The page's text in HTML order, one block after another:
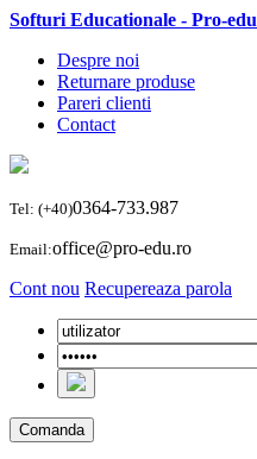
Softuri Educationale - Pro-edu
Despre noi
Returnare produse
Pareri clienti
Contact
Tel: (+40)0364-733.987
Email:office@pro-edu.ro
Cont nou Recupereaza parola
Comanda